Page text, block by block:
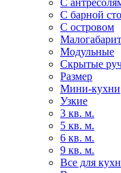
С барной
С островом
Модульные
Скрытые
Размер
Мини-кухни
Узкие
3 кв. м.
5 кв. м.
6 кв. м.
9 кв. м.
Все для